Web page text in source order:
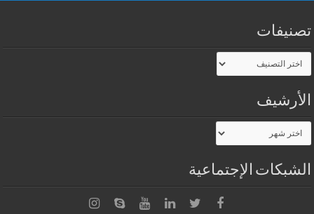
تصنيفات
تصنيفات
الأرشيف
الأرشيف
الشبكات الإجتماعية